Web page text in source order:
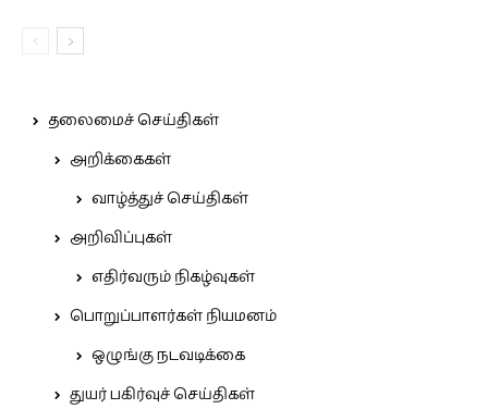
தலைமைச் செய்திகள்
அறிக்கைகள்
வாழ்த்துச் செய்திகள்
அறிவிப்புகள்
எதிர்வரும் நிகழ்வுகள்
பொறுப்பாளர்கள் நியமனம்
ஒழுங்கு நடவடிக்கை
துயர் பகிர்வுச் செய்திகள்